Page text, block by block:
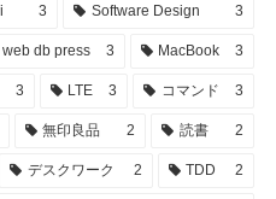
3 Software Design 3
web db press 3 MacBook 3
3 LTE 3 コマンド 3
無印良品 2 読書 2
デスクワーク 2 TDD 2